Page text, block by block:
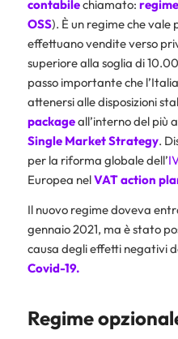
contabilechiamato:
OSS). È un regime che
effettuano vendite verso
superiore alla soglia di
passo importante che
attenersi alle disposizioni
packageall’interno del più
Single Market Strategy.
per la riforma globale dell’
Europea nelVAT action
Il nuovo regime doveva
gennaio 2021, ma è stato
causa degli effetti negativi
Covid-19.
Regime